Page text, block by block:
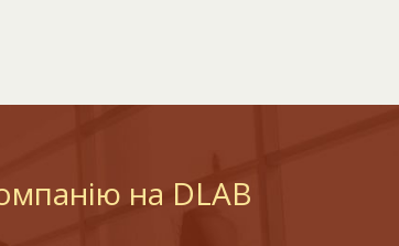
на DLAB